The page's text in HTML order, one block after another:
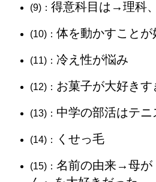
(9)： 得意科目は→理科
(10)： 体を動かすことが
(11)： 冷え性が悩み
(12)： お菓子が大好きす
(13)： 中学の部活はテニ
(14)： くせっ毛
(15)： 名前の由来→母が